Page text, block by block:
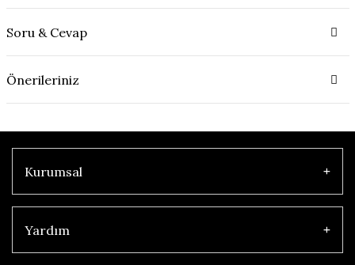
Soru & Cevap
Önerileriniz
Kurumsal
Yardım